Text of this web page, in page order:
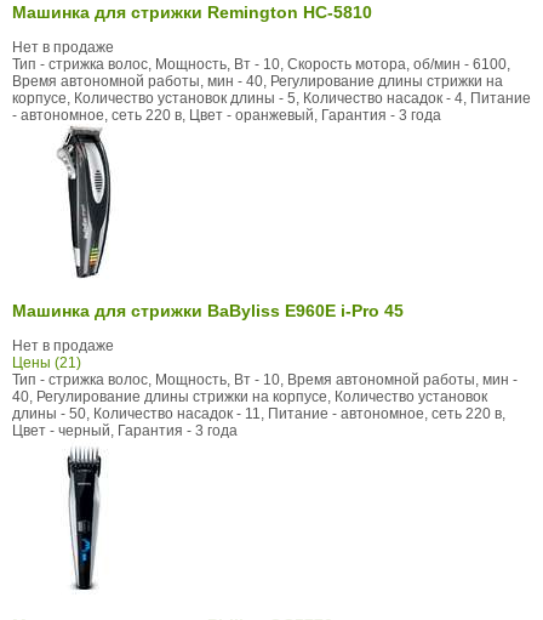
Машинка для стрижки Remington HC-5810
Нет в продаже
Тип - стрижка волос, Мощность, Вт - 10, Скорость мотора, об/мин - 6100,
Время автономной работы, мин - 40, Регулирование длины стрижки на
корпусе, Количество установок длины - 5, Количество насадок - 4, Питание
- автономное, сеть 220 в, Цвет - оранжевый, Гарантия - 3 года
Машинка для стрижки BaByliss E960E i-Pro 45
Нет в продаже
Цены (21)
Тип - стрижка волос, Мощность, Вт - 10, Время автономной работы, мин -
40, Регулирование длины стрижки на корпусе, Количество установок
длины - 50, Количество насадок - 11, Питание - автономное, сеть 220 в,
Цвет - черный, Гарантия - 3 года